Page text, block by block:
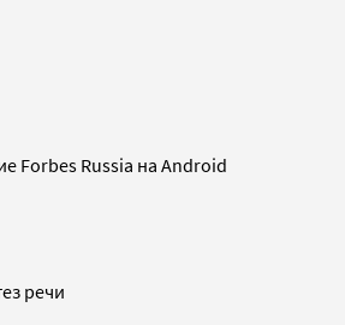
Forbes Russia на Android
речи